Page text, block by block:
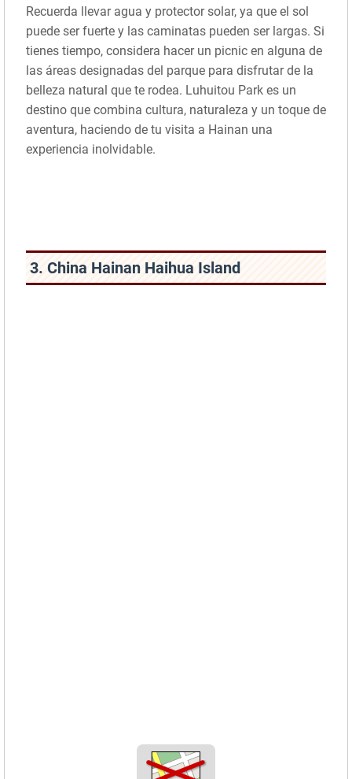
Recuerda llevar agua y protector solar, ya que el sol
puede ser fuerte y las caminatas pueden ser largas. Si
tienes tiempo, considera hacer un picnic en alguna de
las áreas designadas del parque para disfrutar de la
belleza natural que te rodea. Luhuitou Park es un
destino que combina cultura, naturaleza y un toque de
aventura, haciendo de tu visita a Hainan una
experiencia inolvidable.
3. China Hainan Haihua Island